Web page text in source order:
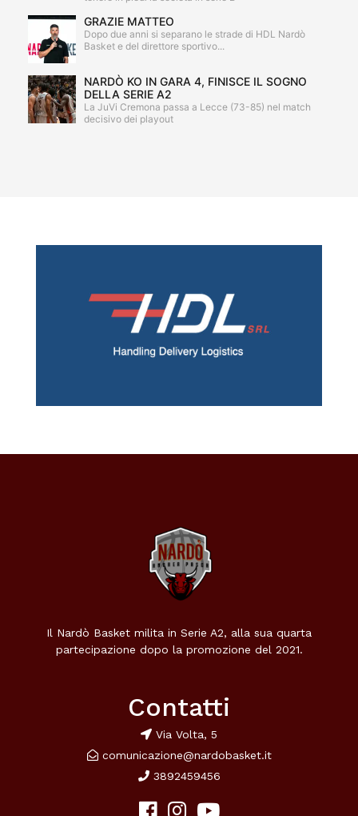
GRAZIE MATTEO
Dopo due anni si separano le strade di HDL Nardò
Basket e del direttore sportivo...
NARDÒ KO IN GARA 4, FINISCE IL SOGNO
DELLA SERIE A2
La JuVi Cremona passa a Lecce (73-85) nel match
decisivo dei playout
Il Nardò Basket milita in Serie A2, alla sua quarta
partecipazione dopo la promozione del 2021.
Contatti
Via Volta, 5
comunicazione@nardobasket.it
3892459456